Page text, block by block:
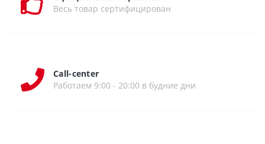
Весь товар сертифицирован
Call-center
Работаем 9:00 - 20:00 в будние дни